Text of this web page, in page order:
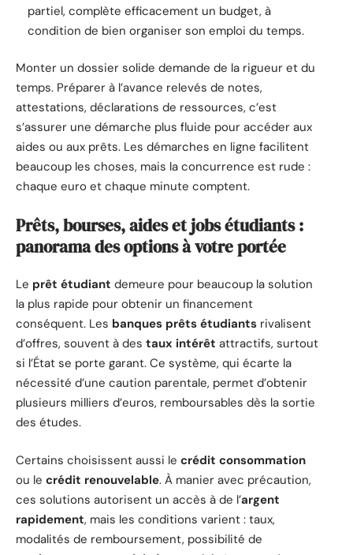
partiel, complète efficacement un budget, à
condition de bien organiser son emploi du temps.
Monter un dossier solide demande de la rigueur et du
temps. Préparer à l’avance relevés de notes,
attestations, déclarations de ressources, c’est
s’assurer une démarche plus fluide pour accéder aux
aides ou aux prêts. Les démarches en ligne facilitent
beaucoup les choses, mais la concurrence est rude :
chaque euro et chaque minute comptent.
Prêts, bourses, aides et jobs étudiants :
panorama des options à votre portée
Le prêt étudiant demeure pour beaucoup la solution
la plus rapide pour obtenir un financement
conséquent. Les banques prêts étudiants rivalisent
d’offres, souvent à des taux intérêt attractifs, surtout
si l’État se porte garant. Ce système, qui écarte la
nécessité d’une caution parentale, permet d’obtenir
plusieurs milliers d’euros, remboursables dès la sortie
des études.
Certains choisissent aussi le crédit consommation
ou le crédit renouvelable. À manier avec précaution,
ces solutions autorisent un accès à de l’argent
rapidement, mais les conditions varient : taux,
modalités de remboursement, possibilité de